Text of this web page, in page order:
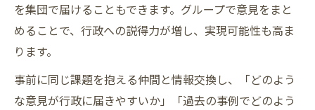
を集団で届けることもできます。グループで意見をまと
めることで、行政への説得力が増し、実現可能性も高ま
ります。
事前に同じ課題を抱える仲間と情報交換し、「どのよう
な意見が行政に届きやすいか」「過去の事例でどのよう